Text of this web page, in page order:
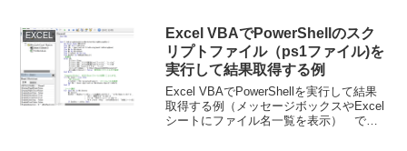
EXCEL
Excel VBAでPowerShellのスク
リプトファイル（ps1ファイル)を
実行して結果取得する例
Excel VBAでPowerShellを実行して結果
取得する例（メッセージボックスやExcel
シートにファイル名一覧を表示） で作